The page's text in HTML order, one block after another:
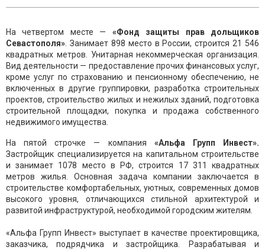
На четвертом месте — «Фонд защиты прав дольщиков
Севастополя». Занимает 898 место в России, строится 21 546
квадратных метров. Унитарная некоммерческая организация.
Вид деятельности — предоставление прочих финансовых услуг,
кроме услуг по страхованию и пенсионному обеспечению, не
включенных в другие группировки, разработка строительных
проектов, строительство жилых и нежилых зданий, подготовка
строительной площадки, покупка и продажа собственного
недвижимого имущества.
На пятой строчке — компания «Альфа Групп Инвест».
Застройщик специализируется на капитальном строительстве
и занимает 1078 место в РФ, строится 17 311 квадратных
метров жилья. Основная задача компании заключается в
строительстве комфортабельных, уютных, современных домов
высокого уровня, отличающихся стильной архитектурой и
развитой инфраструктурой, необходимой городским жителям.
«Альфа Групп Инвест» выступает в качестве проектировщика,
заказчика, подрядчика и застройщика. Разрабатывая и